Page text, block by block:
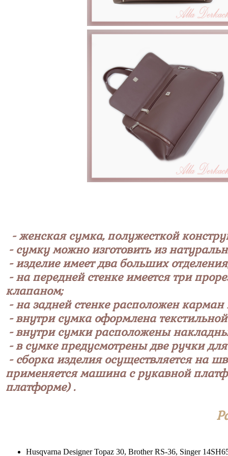
- женская сумка, полужесткой
- сумку можно изготовить из
- изделие имеет два больших
- на передней стенке имеется три
клапаном;
- на задней стенке расположен
- внутри сумка оформлена
- внутри сумки расположены
- в сумке предусмотрены две ручки
- сборка изделия осуществляется на
применяется машина с рукавной
платформе) .
Husqvarna Designer Topaz 30, Brother RS-36, Singer